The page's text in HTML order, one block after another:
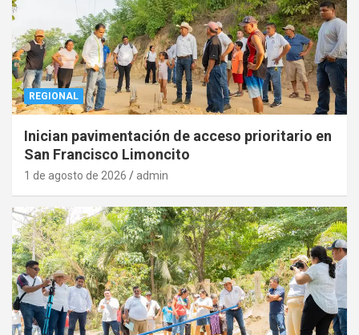
REGIONAL
Inician pavimentación de acceso prioritario en
San Francisco Limoncito
1 de agosto de 2026 admin